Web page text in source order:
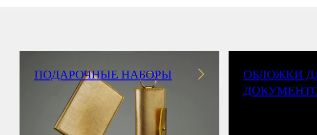
ПОДАРОЧНЫЕ НАБОРЫ
ОБЛОЖКИ